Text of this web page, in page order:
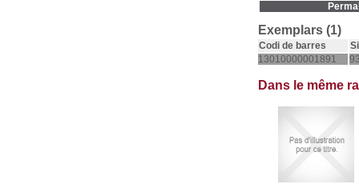
Exemplars (1)
Codi de barres
13010000001891
Dans le même